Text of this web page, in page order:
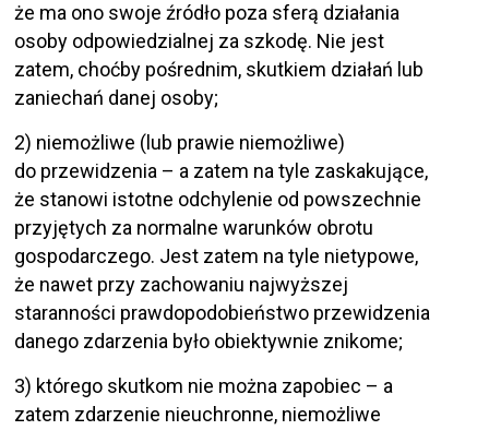
że ma ono swoje źródło poza sferą działania
osoby odpowiedzialnej za szkodę. Nie jest
zatem, choćby pośrednim, skutkiem działań lub
zaniechań danej osoby;
2) niemożliwe (lub prawie niemożliwe)
do przewidzenia – a zatem na tyle zaskakujące,
że stanowi istotne odchylenie od powszechnie
przyjętych za normalne warunków obrotu
gospodarczego. Jest zatem na tyle nietypowe,
że nawet przy zachowaniu najwyższej
staranności prawdopodobieństwo przewidzenia
danego zdarzenia było obiektywnie znikome;
3) którego skutkom nie można zapobiec – a
zatem zdarzenie nieuchronne, niemożliwe